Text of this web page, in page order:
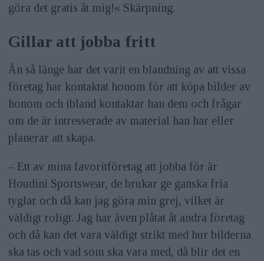
göra det gratis åt mig!« Skärpning.
Gillar att jobba fritt
Än så länge har det varit en blandning av att vissa
företag har kontaktat honom för att köpa bilder av
honom och ibland kontaktar han dem och frågar
om de är intresserade av material han har eller
planerar att skapa.
– Ett av mina favoritföretag att jobba för är
Houdini Sportswear, de brukar ge ganska fria
tyglar och då kan jag göra min grej, vilket är
väldigt roligt. Jag har även plåtat åt andra företag
och då kan det vara väldigt strikt med hur bilderna
ska tas och vad som ska vara med, då blir det en